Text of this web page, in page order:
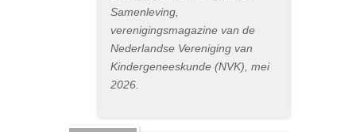
Samenleving,
verenigingsmagazine van de
Nederlandse Vereniging van
Kindergeneeskunde (NVK), mei
2026.